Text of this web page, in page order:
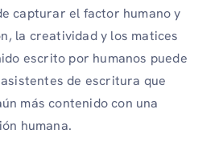
capturar el factor humano y
la creatividad y los matices
escrito por humanos puede
de escritura que
más contenido con una
humana.